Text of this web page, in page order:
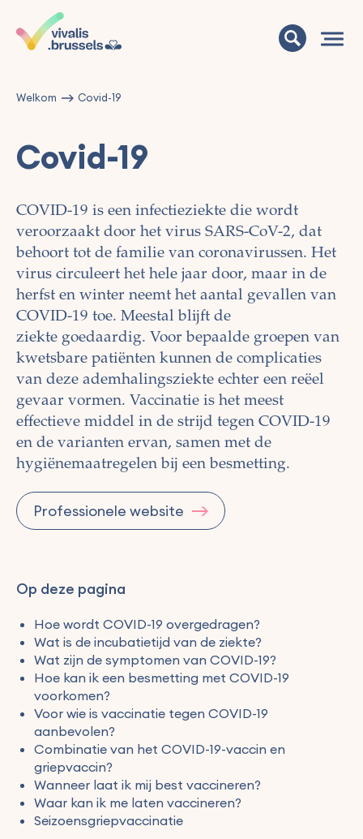
Welkom Covid-19
Covid-19
COVID-19 is een infectieziekte die wordt
veroorzaakt door het virus SARS-CoV-2, dat
behoort tot de familie van coronavirussen. Het
virus circuleert het hele jaar door, maar in de
herfst en winter neemt het aantal gevallen van
COVID-19 toe. Meestal blijft de
ziekte goedaardig. Voor bepaalde groepen van
kwetsbare patiënten kunnen de complicaties
van deze ademhalingsziekte echter een reëel
gevaar vormen. Vaccinatie is het meest
effectieve middel in de strijd tegen COVID-19
en de varianten ervan, samen met de
hygiënemaatregelen bij een besmetting.
Professionele website
Op deze pagina
Hoe wordt COVID-19 overgedragen?
Wat is de incubatietijd van de ziekte?
Wat zijn de symptomen van COVID-19?
Hoe kan ik een besmetting met COVID-19
voorkomen?
Voor wie is vaccinatie tegen COVID-19
aanbevolen?
Combinatie van het COVID-19-vaccin en
griepvaccin?
Wanneer laat ik mij best vaccineren?
Waar kan ik me laten vaccineren?
Seizoensgriepvaccinatie